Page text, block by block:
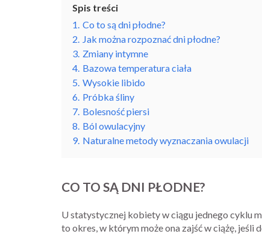
Spis treści
1. Co to są dni płodne?
2. Jak można rozpoznać dni płodne?
3. Zmiany intymne
4. Bazowa temperatura ciała
5. Wysokie libido
6. Próbka śliny
7. Bolesność piersi
8. Ból owulacyjny
9. Naturalne metody wyznaczania owulacji
CO TO SĄ DNI PŁODNE?
U statystycznej kobiety w ciągu jednego cyklu
to okres, w którym może ona zajść w ciążę, jeśli